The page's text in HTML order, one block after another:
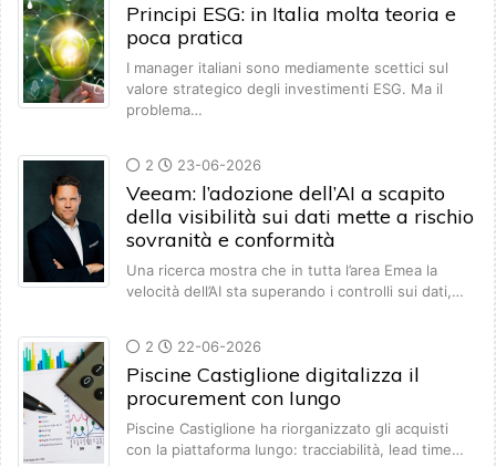
Principi ESG: in Italia molta teoria e
poca pratica
I manager italiani sono mediamente scettici sul
valore strategico degli investimenti ESG. Ma il
problema…
2 23-06-2026
Veeam: l’adozione dell’AI a scapito
della visibilità sui dati mette a rischio
sovranità e conformità
Una ricerca mostra che in tutta l’area Emea la
velocità dell’AI sta superando i controlli sui dati,…
2 22-06-2026
Piscine Castiglione digitalizza il
procurement con Iungo
Piscine Castiglione ha riorganizzato gli acquisti
con la piattaforma Iungo: tracciabilità, lead time…